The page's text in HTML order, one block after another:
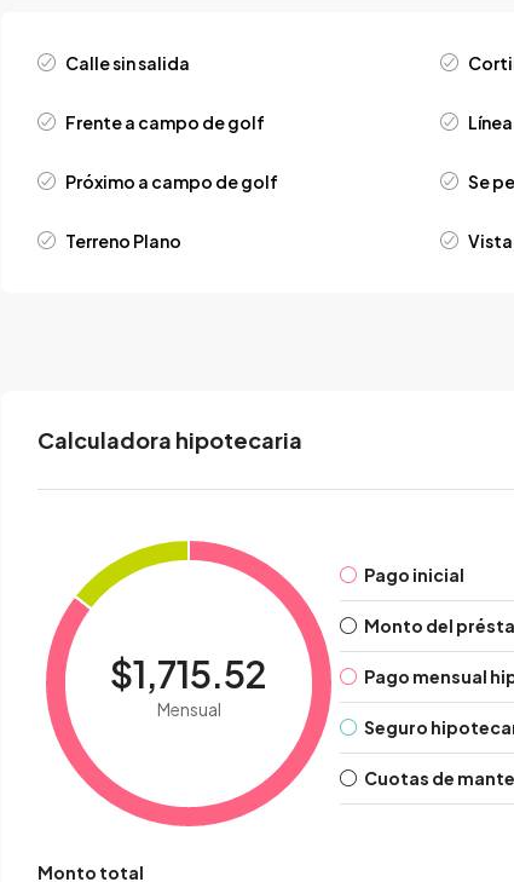
Calle sin salida
Frente a campo de golf
Próximo a campo de golf Se
Terreno Plano Vista
Calculadora hipotecaria
$1,715.52
Mensual
Pago inicial
Monto del
Pago mensual
Seguro
Cuotas de
Monto total